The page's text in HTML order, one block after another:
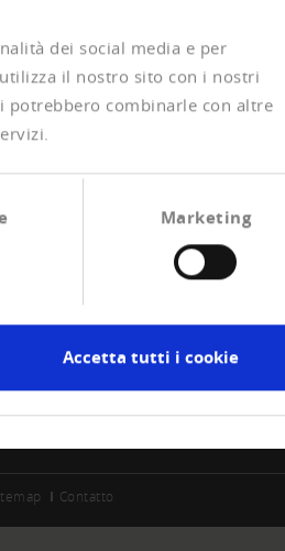
dei social media e per
il nostro sito con i nostri
potrebbero combinarle con altre
Marketing
Accetta tutti i cookie
Contatto